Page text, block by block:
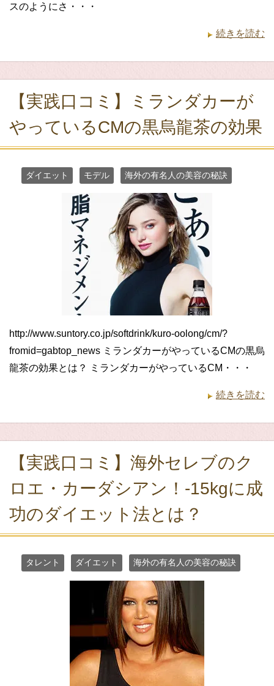
スのようにさ・・・
続きを読む
【実践口コミ】ミランダカーが
やっているCMの黒烏龍茶の効果
ダイエット モデル 海外の有名人の美容の秘訣
http://www.suntory.co.jp/softdrink/kuro-oolong/cm/?
fromid=gabtop_news ミランダカーがやっているCMの黒烏
龍茶の効果とは？ ミランダカーがやっているCM・・・
続きを読む
【実践口コミ】海外セレブのク
ロエ・カーダシアン！-15kgに成
功のダイエット法とは？
タレント ダイエット 海外の有名人の美容の秘訣